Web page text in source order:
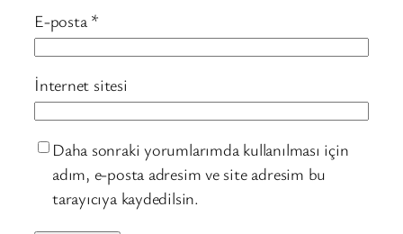
E-posta *
İnternet sitesi
Daha sonraki yorumlarımda kullanılması için
adım, e-posta adresim ve site adresim bu
tarayıcıya kaydedilsin.